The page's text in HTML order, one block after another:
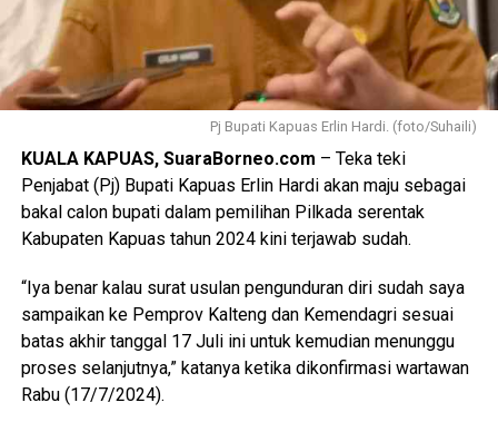
Pj Bupati Kapuas Erlin Hardi. (foto/Suhaili)
KUALA KAPUAS, SuaraBorneo.com – Teka teki
Penjabat (Pj) Bupati Kapuas Erlin Hardi akan maju sebagai
bakal calon bupati dalam pemilihan Pilkada serentak
Kabupaten Kapuas tahun 2024 kini terjawab sudah.
“Iya benar kalau surat usulan pengunduran diri sudah saya
sampaikan ke Pemprov Kalteng dan Kemendagri sesuai
batas akhir tanggal 17 Juli ini untuk kemudian menunggu
proses selanjutnya,” katanya ketika dikonfirmasi wartawan
Rabu (17/7/2024).